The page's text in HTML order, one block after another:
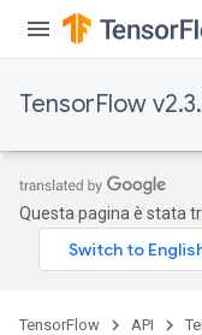
TensorFlow
Questa pagina è stata
TensorFlow API